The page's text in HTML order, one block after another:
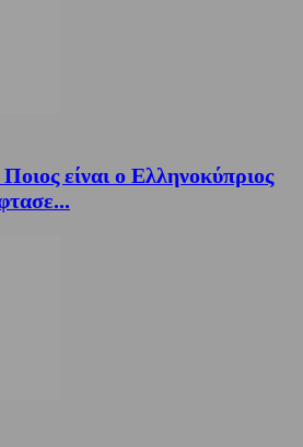
είναι ο Ελληνοκύπριος